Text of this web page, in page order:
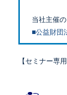
当社主催の
■公益財団
【セミナー